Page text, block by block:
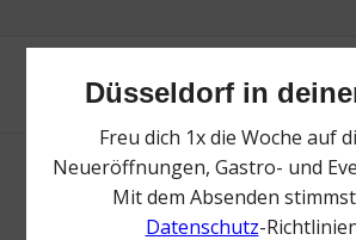
Screenshot